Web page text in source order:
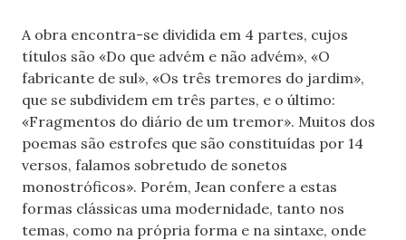
A obra encontra-se dividida em 4 partes, cujos
títulos são «Do que advém e não advém», «O
fabricante de sul», «Os três tremores do jardim»,
que se subdividem em três partes, e o último:
«Fragmentos do diário de um tremor». Muitos dos
poemas são estrofes que são constituídas por 14
versos, falamos sobretudo de sonetos
monostróficos». Porém, Jean confere a estas
formas clássicas uma modernidade, tanto nos
temas, como na própria forma e na sintaxe, onde